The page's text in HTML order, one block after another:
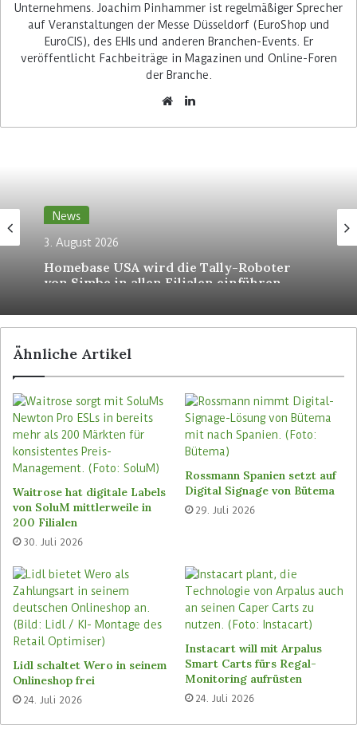
elektronischen Regaletiketten beschäftigt und
Lösungen verschiedener Hersteller getestet. Erst
entscheiden. In ausgewählten Tesco Extra
Verbrauchermärkten sowie Tesco Express
Convenience Stores evaluierte der Retailer die
Labels sowohl von Vusion als auch von Hanshow.
DerRetail Optimiserberichtete.
Technologie schafft die Grundlage
für digitale Zwillinge
Optimisers die neue Produktserie Nebular Ultra
von Hanshow einsetzen, welche der Anbieter in
Europa erstmals auf der diesjährigen Euroshop
vorgestellt hat. Mit dem Einsatz dieser neuen
Plattform legt Tesco die Grundlagen auch für
eine präzise Produkt-Ortung und die weitere
Digitalisierung seiner Stores.
Die neue Nebular Ultra Produktserie soll laut
Hanshow ein Internet of Things (IoT)-Netzwerk
mit zentimetergenauer Positionierung
ermöglichen. Regale und Produkte sollen dabei
als räumliche Referenzpunkte dienen und –
kombiniert mit Computer Vision – eine
dynamische, granulare digitale Karte des Stores
erzeugen. Damit kann die Technologie zukünftig
bei der Überwachung der Planogramm-
Unternehmens. Joachim Pinhammer ist regelmäßiger Sprecher
auf Veranstaltungen der Messe Düsseldorf (EuroShop und
EuroCIS), des EHIs und anderen Branchen-Events. Er
veröffentlicht Fachbeiträge in Magazinen und Online-Foren
der Branche.
News
3. August 2026
Homebase USA wird die Tally-Roboter
von Simbe in allen Filialen einführen
Ähnliche Artikel
Waitrose hat digitale Labels
von SoluM mittlerweile in
200 Filialen
30. Juli 2026
Rossmann Spanien setzt auf
Digital Signage von Bütema
29. Juli 2026
Lidl schaltet Wero in seinem
Onlineshop frei
24. Juli 2026
Instacart will mit Arpalus
Smart Carts fürs Regal-
Monitoring aufrüsten
24. Juli 2026